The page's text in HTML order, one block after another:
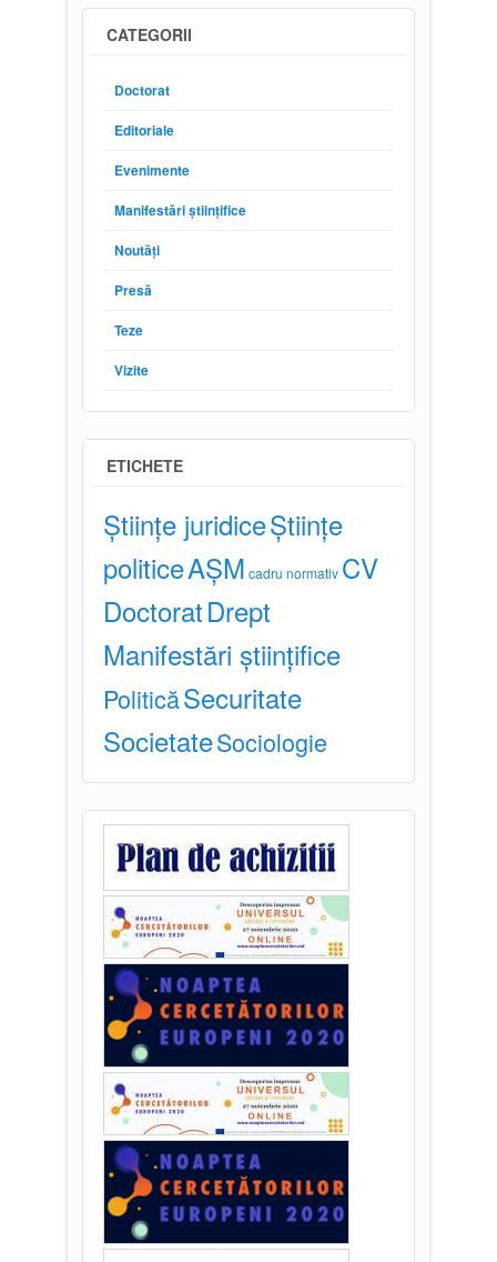
CATEGORII
Doctorat
Editoriale
Evenimente
Manifestări științifice
Noutăți
Presă
Teze
Vizite
ETICHETE
Științe juridiceȘtiințe
politiceAȘM cadru normativ CV
DoctoratDrept
Manifestări științifice
PoliticăSecuritate
SocietateSociologie